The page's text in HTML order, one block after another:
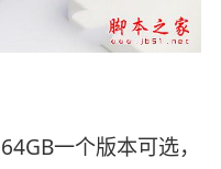
一个版本可选，